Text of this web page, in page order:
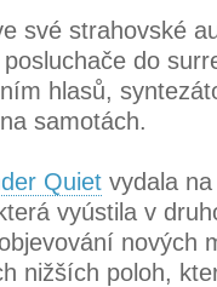
své strahovské
do
hlasů,
samotách.
Quiet vydala
vyústila v
nových
nižších poloh,